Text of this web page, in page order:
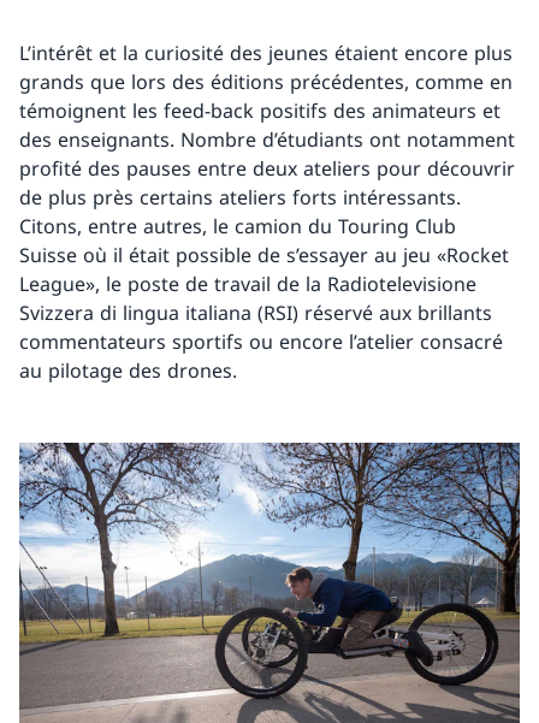
L’intérêt et la curiosité des jeunes étaient encore plus
grands que lors des éditions précédentes, comme en
témoignent les feed-back positifs des animateurs et
des enseignants. Nombre d’étudiants ont notamment
profité des pauses entre deux ateliers pour découvrir
de plus près certains ateliers forts intéressants.
Citons, entre autres, le camion du Touring Club
Suisse où il était possible de s’essayer au jeu «Rocket
League», le poste de travail de la Radiotelevisione
Svizzera di lingua italiana (RSI) réservé aux brillants
commentateurs sportifs ou encore l’atelier consacré
au pilotage des drones.